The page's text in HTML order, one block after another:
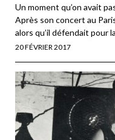
Un moment qu’on avait
Après son concert au
alors qu’il défendait pour
20 FÉVRIER 2017